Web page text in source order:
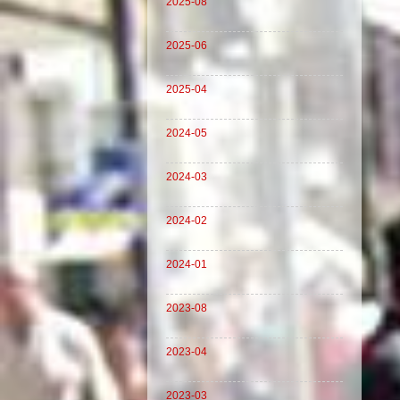
2025-06
2025-04
2024-05
2024-03
2024-02
2024-01
2023-08
2023-04
2023-03